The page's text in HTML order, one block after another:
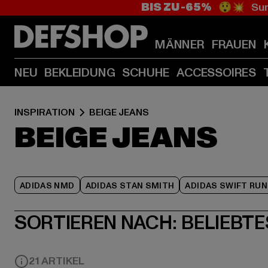
BIS ZU -65% 😲💥
MÄNNER FRAUEN
NEU BEKLEIDUNG SCHUHE ACCESSOIRES
INSPIRATION BEIGE JEANS
BEIGE JEANS
ADIDAS NMD ADIDAS STAN SMITH ADIDAS SWIFT RUN
SORTIEREN NACH:
21 ARTIKEL